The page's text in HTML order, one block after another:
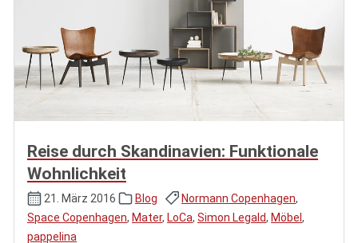
Reise durch Skandinavien: Funktionale
Wohnlichkeit
21. März 2016 Blog Normann Copenhagen,
Space Copenhagen, Mater, LoCa, Simon Legald, Möbel ,
pappelina